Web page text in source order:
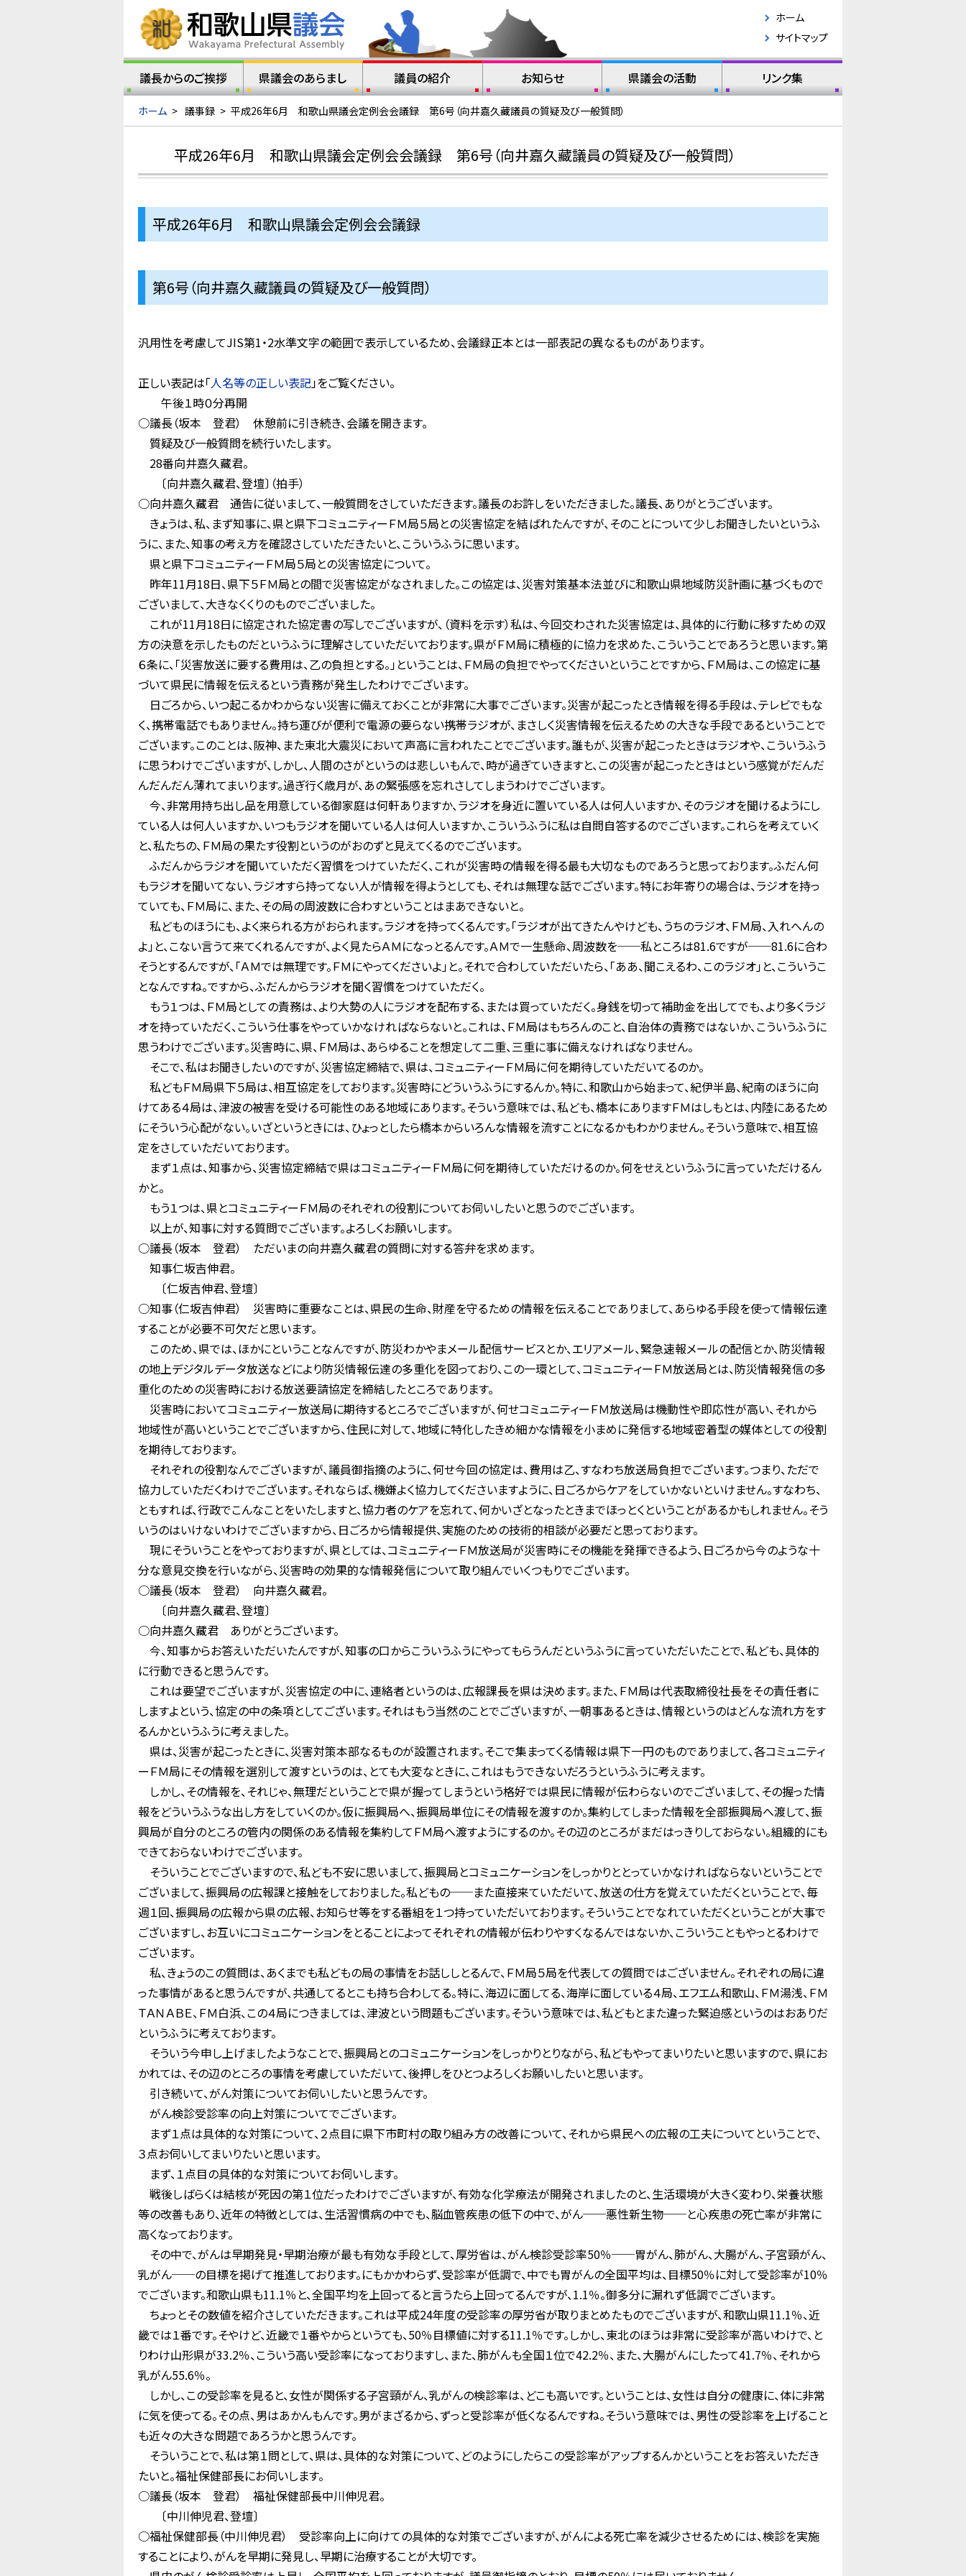
ホーム
サイトマップ
議長からのご挨拶 県議会のあらまし 議員の紹介 お知らせ 県議会の活動 リンク集
ホーム > 議事録 > 平成26年6月 和歌山県議会定例会会議録 第6号（向井嘉久藏議員の質疑及び一般質問）
平成26年6月 和歌山県議会定例会会議録 第6号（向井嘉久藏議員の質疑及び一般質問）
平成26年6月 和歌山県議会定例会会議録
第6号（向井嘉久藏議員の質疑及び一般質問）
汎用性を考慮してJIS第1・2水準文字の範囲で表示しているため、会議録正本とは一部表記の異なるものがあります。
正しい表記は「人名等の正しい表記」をご覧ください。
午後１時０分再開
○議長（坂本 登君） 休憩前に引き続き、会議を開きます。
質疑及び一般質問を続行いたします。
28番向井嘉久藏君。
〔向井嘉久藏君、登壇〕（拍手）
○向井嘉久藏君 通告に従いまして、一般質問をさしていただきます。議長のお許しをいただきました。議長、ありがとうございます。
きょうは、私、まず知事に、県と県下コミュニティーＦＭ局５局との災害協定を結ばれたんですが、そのことについて少しお聞きしたいというふ
うに、また、知事の考え方を確認さしていただきたいと、こういうふうに思います。
県と県下コミュニティーＦＭ局５局との災害協定について。
昨年11月18日、県下５ＦＭ局との間で災害協定がなされました。この協定は、災害対策基本法並びに和歌山県地域防災計画に基づくもので
ございまして、大きなくくりのものでございました。
これが11月18日に協定された協定書の写しでございますが、（資料を示す）私は、今回交わされた災害協定は、具体的に行動に移すための双
方の決意を示したものだというふうに理解さしていただいております。県がＦＭ局に積極的に協力を求めた、こういうことであろうと思います。第
６条に、「災害放送に要する費用は、乙の負担とする。」ということは、ＦＭ局の負担でやってくださいということですから、ＦＭ局は、この協定に基
づいて県民に情報を伝えるという責務が発生したわけでございます。
日ごろから、いつ起こるかわからない災害に備えておくことが非常に大事でございます。災害が起こったとき情報を得る手段は、テレビでもな
く、携帯電話でもありません。持ち運びが便利で電源の要らない携帯ラジオが、まさしく災害情報を伝えるための大きな手段であるということで
ございます。このことは、阪神、また東北大震災において声高に言われたことでございます。誰もが、災害が起こったときはラジオや、こういうふう
に思うわけでございますが、しかし、人間のさがというのは悲しいもんで、時が過ぎていきますと、この災害が起こったときはという感覚がだんだ
んだんだん薄れてまいります。過ぎ行く歳月が、あの緊張感を忘れさしてしまうわけでございます。
今、非常用持ち出し品を用意している御家庭は何軒ありますか、ラジオを身近に置いている人は何人いますか、そのラジオを聞けるようにし
ている人は何人いますか、いつもラジオを聞いている人は何人いますか、こういうふうに私は自問自答するのでございます。これらを考えていく
と、私たちの、ＦＭ局の果たす役割というのがおのずと見えてくるのでございます。
ふだんからラジオを聞いていただく習慣をつけていただく、これが災害時の情報を得る最も大切なものであろうと思っております。ふだん何
もラジオを聞いてない、ラジオすら持ってない人が情報を得ようとしても、それは無理な話でございます。特にお年寄りの場合は、ラジオを持っ
ていても、ＦＭ局に、また、その局の周波数に合わすということはまあできないと。
私どものほうにも、よく来られる方がおられます。ラジオを持ってくるんです。「ラジオが出てきたんやけども、うちのラジオ、ＦＭ局、入れへんの
よ」と、こない言うて来てくれるんですが、よく見たらＡＭになっとるんです。ＡＭで一生懸命、周波数を──私ところは81.6ですが──81.6に合わ
そうとするんですが、「ＡＭでは無理です。ＦＭにやってくださいよ」と。それで合わしていただいたら、「ああ、聞こえるわ、このラジオ」と、こういうこ
となんですね。ですから、ふだんからラジオを聞く習慣をつけていただく。
もう１つは、ＦＭ局としての責務は、より大勢の人にラジオを配布する、または買っていただく。身銭を切って補助金を出してでも、より多くラジ
オを持っていただく、こういう仕事をやっていかなければならないと。これは、ＦＭ局はもちろんのこと、自治体の責務ではないか、こういうふうに
思うわけでございます。災害時に、県、ＦＭ局は、あらゆることを想定して二重、三重に事に備えなければなりません。
そこで、私はお聞きしたいのですが、災害協定締結で、県は、コミュニティーＦＭ局に何を期待していただいてるのか。
私どもＦＭ局県下５局は、相互協定をしております。災害時にどういうふうにするんか。特に、和歌山から始まって、紀伊半島、紀南のほうに向
けてある４局は、津波の被害を受ける可能性のある地域にあります。そういう意味では、私ども、橋本にありますＦＭはしもとは、内陸にあるため
にそういう心配がない。いざというときには、ひょっとしたら橋本からいろんな情報を流すことになるかもわかりません。そういう意味で、相互協
定をさしていただいております。
まず１点は、知事から、災害協定締結で県はコミュニティーＦＭ局に何を期待していただけるのか。何をせえというふうに言っていただけるん
かと。
もう１つは、県とコミュニティーＦＭ局のそれぞれの役割についてお伺いしたいと思うのでございます。
以上が、知事に対する質問でございます。よろしくお願いします。
○議長（坂本 登君） ただいまの向井嘉久藏君の質問に対する答弁を求めます。
知事仁坂吉伸君。
〔仁坂吉伸君、登壇〕
○知事（仁坂吉伸君） 災害時に重要なことは、県民の生命、財産を守るための情報を伝えることでありまして、あらゆる手段を使って情報伝達
することが必要不可欠だと思います。
このため、県では、ほかにということなんですが、防災わかやまメール配信サービスとか、エリアメール、緊急速報メールの配信とか、防災情報
の地上デジタルデータ放送などにより防災情報伝達の多重化を図っており、この一環として、コミュニティーＦＭ放送局とは、防災情報発信の多
重化のための災害時における放送要請協定を締結したところであります。
災害時においてコミュニティー放送局に期待するところでございますが、何せコミュニティーＦＭ放送局は機動性や即応性が高い、それから
地域性が高いということでございますから、住民に対して、地域に特化したきめ細かな情報を小まめに発信する地域密着型の媒体としての役割
を期待しております。
それぞれの役割なんでございますが、議員御指摘のように、何せ今回の協定は、費用は乙、すなわち放送局負担でございます。つまり、ただで
協力していただくわけでございます。それならば、機嫌よく協力してくださいますように、日ごろからケアをしていかないといけません。すなわち、
ともすれば、行政でこんなことをいたしますと、協力者のケアを忘れて、何かいざとなったときまでほっとくということがあるかもしれません。そう
いうのはいけないわけでございますから、日ごろから情報提供、実施のための技術的相談が必要だと思っております。
現にそういうことをやっておりますが、県としては、コミュニティーＦＭ放送局が災害時にその機能を発揮できるよう、日ごろから今のような十
分な意見交換を行いながら、災害時の効果的な情報発信について取り組んでいくつもりでございます。
○議長（坂本 登君） 向井嘉久藏君。
〔向井嘉久藏君、登壇〕
○向井嘉久藏君 ありがとうございます。
今、知事からお答えいただいたんですが、知事の口からこういうふうにやってもらうんだというふうに言っていただいたことで、私ども、具体的
に行動できると思うんです。
これは要望でございますが、災害協定の中に、連絡者というのは、広報課長を県は決めます。また、ＦＭ局は代表取締役社長をその責任者に
しますよという、協定の中の条項としてございます。それはもう当然のことでございますが、一朝事あるときは、情報というのはどんな流れ方をす
るんかというふうに考えました。
県は、災害が起こったときに、災害対策本部なるものが設置されます。そこで集まってくる情報は県下一円のものでありまして、各コミュニティ
ーＦＭ局にその情報を選別して渡すというのは、とても大変なときに、これはもうできないだろうというふうに考えます。
しかし、その情報を、それじゃ、無理だということで県が握ってしまうという格好では県民に情報が伝わらないのでございまして、その握った情
報をどういうふうな出し方をしていくのか。仮に振興局へ、振興局単位にその情報を渡すのか。集約してしまった情報を全部振興局へ渡して、振
興局が自分のところの管内の関係のある情報を集約してＦＭ局へ渡すようにするのか。その辺のところがまだはっきりしておらない。組織的にも
できておらないわけでございます。
そういうことでございますので、私ども不安に思いまして、振興局とコミュニケーションをしっかりととっていかなければならないということで
ございまして、振興局の広報課と接触をしておりました。私どもの──また直接来ていただいて、放送の仕方を覚えていただくということで、毎
週１回、振興局の広報から県の広報、お知らせ等をする番組を１つ持っていただいております。そういうことでなれていただくということが大事で
ございますし、お互いにコミュニケーションをとることによってそれぞれの情報が伝わりやすくなるんではないか、こういうこともやっとるわけで
ございます。
私、きょうのこの質問は、あくまでも私どもの局の事情をお話ししとるんで、ＦＭ局５局を代表しての質問ではございません。それぞれの局に違
った事情があると思うんですが、共通してるとこも持ち合わしてる。特に、海辺に面してる、海岸に面している４局、エフエム和歌山、ＦＭ湯浅、ＦＭ
ＴＡＮＡＢＥ、ＦＭ白浜、この４局につきましては、津波という問題もございます。そういう意味では、私どもとまた違った緊迫感というのはおありだ
というふうに考えております。
そういう今申し上げましたようなことで、振興局とのコミュニケーションをしっかりとりながら、私どもやってまいりたいと思いますので、県にお
かれては、その辺のところの事情を考慮していただいて、後押しをひとつよろしくお願いしたいと思います。
引き続いて、がん対策についてお伺いしたいと思うんです。
がん検診受診率の向上対策についてでございます。
まず１点は具体的な対策について、２点目に県下市町村の取り組み方の改善について、それから県民への広報の工夫についてということで、
３点お伺いしてまいりたいと思います。
まず、１点目の具体的な対策についてお伺いします。
戦後しばらくは結核が死因の第１位だったわけでございますが、有効な化学療法が開発されましたのと、生活環境が大きく変わり、栄養状態
等の改善もあり、近年の特徴としては、生活習慣病の中でも、脳血管疾患の低下の中で、がん──悪性新生物──と心疾患の死亡率が非常に
高くなっております。
その中で、がんは早期発見・早期治療が最も有効な手段として、厚労省は、がん検診受診率50％──胃がん、肺がん、大腸がん、子宮頸がん、
乳がん──の目標を掲げて推進しております。にもかかわらず、受診率が低調で、中でも胃がんの全国平均は、目標50％に対して受診率が10％
でございます。和歌山県も11.1％と、全国平均を上回ってると言うたら上回ってるんですが、1.1％。御多分に漏れず低調でございます。
ちょっとその数値を紹介さしていただきます。これは平成24年度の受診率の厚労省が取りまとめたものでございますが、和歌山県11.1％、近
畿では１番です。そやけど、近畿で１番やからというても、50％目標値に対する11.1％です。しかし、東北のほうは非常に受診率が高いわけで、と
りわけ山形県が33.2％、こういう高い受診率になっておりますし、また、肺がんも全国１位で42.2％、また、大腸がんにしたって41.7％、それから
乳がん55.6％。
しかし、この受診率を見ると、女性が関係する子宮頸がん、乳がんの検診率は、どこも高いです。ということは、女性は自分の健康に、体に非常
に気を使ってる。その点、男はあかんもんです。男がまざるから、ずっと受診率が低くなるんですね。そういう意味では、男性の受診率を上げること
も近々の大きな問題であろうかと思うんです。
そういうことで、私は第１問として、県は、具体的な対策について、どのようにしたらこの受診率がアップするんかということをお答えいただき
たいと。福祉保健部長にお伺いします。
○議長（坂本 登君） 福祉保健部長中川伸児君。
〔中川伸児君、登壇〕
○福祉保健部長（中川伸児君） 受診率向上に向けての具体的な対策でございますが、がんによる死亡率を減少させるためには、検診を実施
することにより、がんを早期に発見し、早期に治療することが大切です。